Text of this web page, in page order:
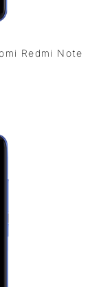
Redmi Note
era: €59.00.
atual é: